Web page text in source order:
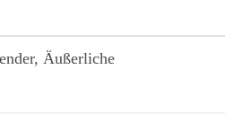
Äußerliche